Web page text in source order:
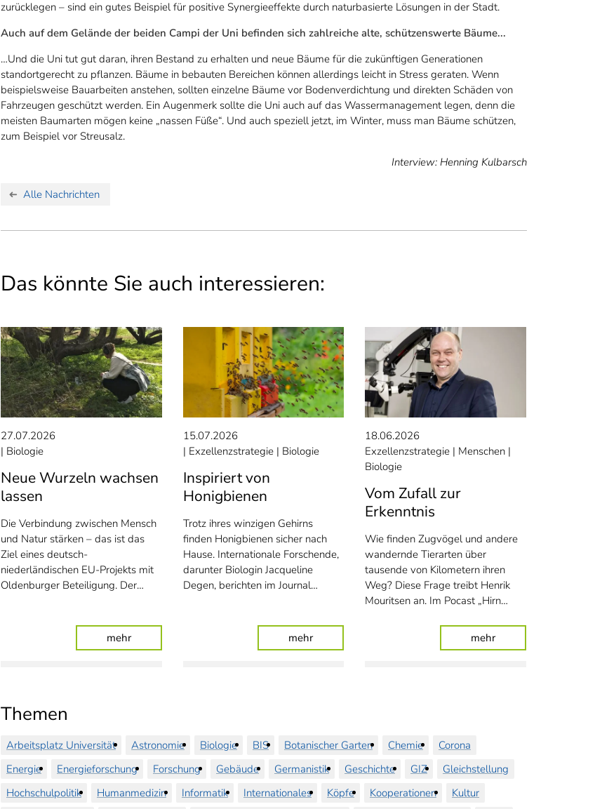
zurücklegen – sind ein gutes Beispiel für positive Synergieeffekte durch naturbasierte Lösungen in der Stadt.
Auch auf dem Gelände der beiden Campi der Uni befinden sich zahlreiche alte, schützenswerte Bäume...
…Und die Uni tut gut daran, ihren Bestand zu erhalten und neue Bäume für die zukünftigen Generationen
standortgerecht zu pflanzen. Bäume in bebauten Bereichen können allerdings leicht in Stress geraten. Wenn
beispielsweise Bauarbeiten anstehen, sollten einzelne Bäume vor Bodenverdichtung und direkten Schäden von
Fahrzeugen geschützt werden. Ein Augenmerk sollte die Uni auch auf das Wassermanagement legen, denn die
meisten Baumarten mögen keine „nassen Füße“. Und auch speziell jetzt, im Winter, muss man Bäume schützen,
zum Beispiel vor Streusalz.
Interview: Henning Kulbarsch
Alle Nachrichten
Das könnte Sie auch interessieren:
27.07.2026
Biologie
Neue Wurzeln wachsen
lassen
Die Verbindung zwischen Mensch
und Natur stärken – das ist das
Ziel eines deutsch-
niederländischen EU-Projekts mit
Oldenburger Beteiligung. Der…
mehr: Neue Wurzeln wachsen lassen
15.07.2026
Exzellenzstrategie
Biologie
Inspiriert von
Honigbienen
Trotz ihres winzigen Gehirns
finden Honigbienen sicher nach
Hause. Internationale Forschende,
darunter Biologin Jacqueline
Degen, berichten im Journal…
mehr: Inspiriert von Honigbienen
18.06.2026
Exzellenzstrategie
Menschen
Biologie
Vom Zufall zur
Erkenntnis
Wie finden Zugvögel und andere
wandernde Tierarten über
tausende von Kilometern ihren
Weg? Diese Frage treibt Henrik
Mouritsen an. Im Pocast „Hirn…
mehr: Vom Zufall zur
Themen
Arbeitsplatz Universität Astronomie Biologie BIS Botanischer Garten Chemie
Corona
Energie
Energieforschung Forschung Gebäude Germanistik Geschichte GIZ
Gleichstellung
Hochschulpolitik
Humanmedizin Informatik Internationales Köpfe Kooperationen Kultur